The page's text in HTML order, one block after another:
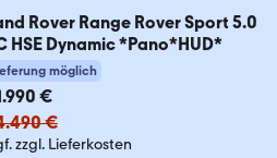
Rover Range Rover Sport 5.0
HSE Dynamic *Pano*HUD*
möglich
€
€
zzgl. Lieferkosten